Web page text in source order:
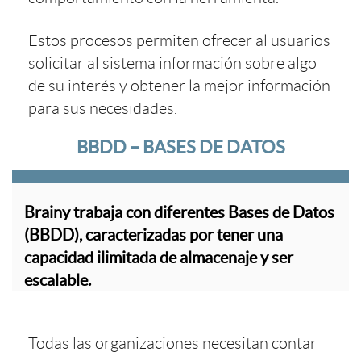
Estos procesos permiten ofrecer al usuarios
solicitar al sistema información sobre algo
de su interés y obtener la mejor información
para sus necesidades.
BBDD – BASES DE DATOS
Brainy trabaja con diferentes Bases de Datos
(BBDD), caracterizadas por tener una
capacidad ilimitada de almacenaje y ser
escalable.
Todas las organizaciones necesitan contar